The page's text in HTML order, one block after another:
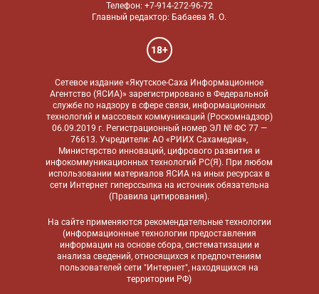
Телефон: +7-914-272-96-72
Главный редактор: Бабаева Я. О.
18+
Сетевое издание «Якутское-Саха Информационное
Агентство (ЯСИА)» зарегистрировано в Федеральной
службе по надзору в сфере связи, информационных
технологий и массовых коммуникаций (Роскомнадзор)
06.09.2019 г. Регистрационный номер ЭЛ № ФС 77 —
76613. Учредители: АО «РИИХ Сахамедиа»,
Министерство инноваций, цифрового развития и
инфокоммуникационных технологий РС(Я). При любом
использовании материалов ЯСИА на иных ресурсах в
сети Интернет гиперссылка на источник обязательна
(Правила цитирования).
На сайте применяются рекомендательные технологии
(информационные технологии предоставления
информации на основе сбора, систематизации и
анализа сведений, относящихся к предпочтениям
пользователей сети "Интернет", находящихся на
территории РФ)